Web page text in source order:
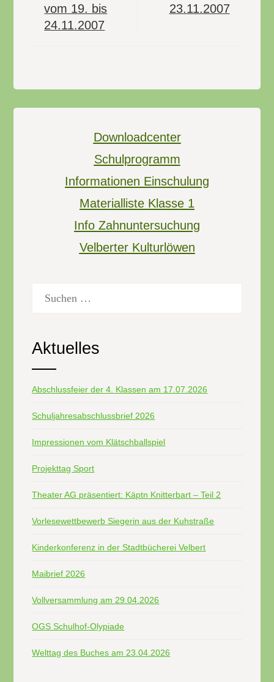
vom 19. bis
24.11.2007
23.11.2007
Downloadcenter
Schulprogramm
Informationen Einschulung
Materialliste Klasse 1
Info Zahnuntersuchung
Velberter Kulturlöwen
nach:
Aktuelles
Abschlussfeier der 4. Klassen am 17.07.2026
Schuljahresabschlussbrief 2026
Impressionen vom Klätschballspiel
Projekttag Sport
Theater AG präsentiert: Käptn Knitterbart – Teil 2
Vorlesewettbewerb Siegerin aus der Kuhstraße
Kinderkonferenz in der Stadtbücherei Velbert
Maibrief 2026
Vollversammlung am 29.04.2026
OGS Schulhof-Olypiade
Welttag des Buches am 23.04.2026